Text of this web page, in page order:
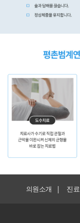
의원소개 | 진